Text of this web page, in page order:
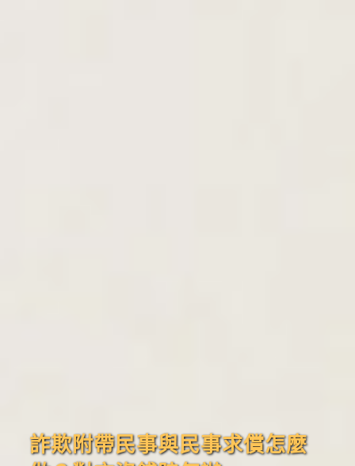
詐欺附帶民事與民事求償怎麼